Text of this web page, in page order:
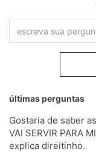
últimas perguntas
Gostaria de saber
VAI SERVIR PARA
explica direitinho.